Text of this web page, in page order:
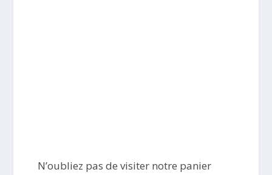
N’oubliez pas de visiter notre panier